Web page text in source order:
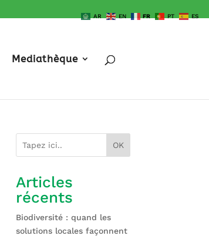
Mediathèque
OK
Articles
récents
Biodiversité : quand les
solutions locales façonnent
AR EN FR PT ES